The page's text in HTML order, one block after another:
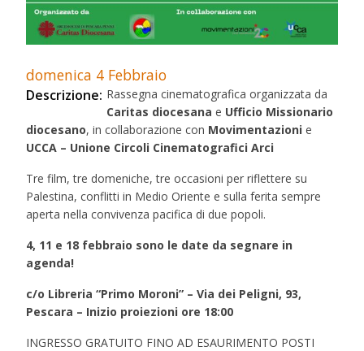
domenica 4 Febbraio
Descrizione: Rassegna cinematografica organizzata da
Caritas diocesana e Ufficio Missionario
diocesano, in collaborazione con Movimentazioni e
UCCA – Unione Circoli Cinematografici Arci
Tre film, tre domeniche, tre occasioni per riflettere su
Palestina, conflitti in Medio Oriente e sulla ferita sempre
aperta nella convivenza pacifica di due popoli.
4, 11 e 18 febbraio sono le date da segnare in
agenda!
c/o Libreria “Primo Moroni” – Via dei Peligni, 93,
Pescara – Inizio proiezioni ore 18:00
INGRESSO GRATUITO FINO AD ESAURIMENTO POSTI